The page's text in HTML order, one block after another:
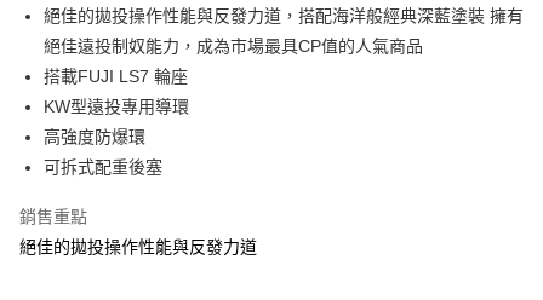
【繳款方式說明】
1.分期款項不併入電信帳單，「大哥付你分期」於每月結算日後寄送繳費提
醒簡訊。
2.透過簡訊連結打開帳單後，可選擇「超商條碼／台灣大直營門市／銀行轉
帳／街口支付／iPASS MONEY」等通路繳費。
【注意事項】
1.本服務係由「台灣大哥大股份有限公司」（以下簡稱本公司）所提供，讓
買賣價金債權讓與本公司後，依約使用本公司帳單繳交帳款。
2.基於同意付款使用「大哥付你分期」之契約關係目的，商店將以您的個人
資料（包含姓名、電話或地址）提供予台灣大哥大進項蒐集、處理及利用，
【「AFTEE先享後付」結帳流程】
１．於結帳方式選擇「AFTEE先享後付」後，將跳轉至「AFTEE先享後付」
結帳頁面，進行簡訊認證並確認金額後，即可完成結帳。
２．訂單成立數日內，您將收到繳費通知簡訊。
３．收到繳費通知簡訊後14天內，點擊此簡訊中的連結，可透過四大超商／
※ 請注意：結帳手續完成當下不需立刻繳費，但若您需要取消訂單，請聯絡
後付繳納相關費用。
※ 交易是否成功請以「AFTEE先享後付 」之結帳頁面顯示為準，若有關於
運送方式
一般宅配（門市自取請勿下單，請聯繫客服）
每筆NT$100，滿NT$2,000(含以上)免運費
大型宅配(門市自取請勿下單，請聯繫客服）
每筆NT$150，滿NT$2,000(含以上)免運費
離島一般宅配
每筆NT$200，滿NT$2,000(含以上)免運費
絕佳的拋投操作性能與反發力道，搭配海洋般經典深藍塗裝 擁有
絕佳遠投制奴能力，成為市場最具CP值的人氣商品
搭載FUJI LS7 輪座
KW型遠投專用導環
高強度防爆環
可拆式配重後塞
銷售重點
絕佳的拋投操作性能與反發力道